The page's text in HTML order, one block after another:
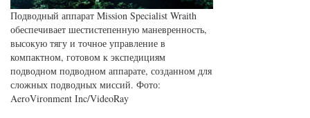
Подводный аппарат Mission Specialist Wraith
обеспечивает шестистепенную маневренность,
высокую тягу и точное управление в
компактном, готовом к экспедициям
подводном подводном аппарате, созданном для
сложных подводных миссий. Фото:
AeroVironment Inc/VideoRay